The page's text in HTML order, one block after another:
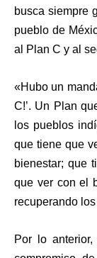
busca siempre
pueblo de
al Plan C y al
«Hubo un
C!’. Un Plan
los pueblos
que tiene que
bienestar; que
que ver con el
recuperando
Por lo